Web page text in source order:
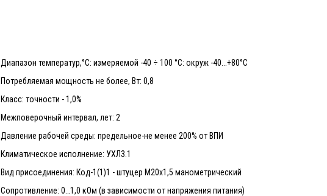
Диапазон температур,°С: измеряемой -40 ÷ 100 °С: окруж -40...+80°С
Потребляемая мощность не более, Вт: 0,8
Класс: точности - 1,0%
Межповерочный интервал, лет: 2
Давление рабочей среды: предельное-не менее 200% от ВПИ
Климатическое исполнение: УХЛ3.1
Вид присоединения: Код-1(1)1 - штуцер М20х1,5 манометрический
Сопротивление: 0…1,0 кОм (в зависимости от напряжения питания)